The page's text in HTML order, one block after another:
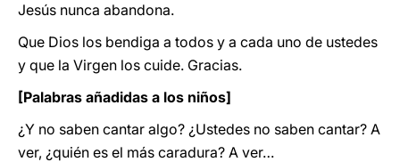
Jesús nunca abandona.
Que Dios los bendiga a todos y a cada uno de ustedes
y que la Virgen los cuide. Gracias.
[Palabras añadidas a los niños]
¿Y no saben cantar algo? ¿Ustedes no saben cantar? A
ver, ¿quién es el más caradura? A ver…